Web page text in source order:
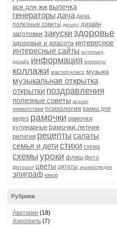
все для жж выпечка
генераторы дача дача,
полезные советы десерт дизайн
заготовки закуски здоровье
здоровье и красота интересное
интересные сайты интерьер,
дизайн информация клипарты
коллажи мастер-класс музыка
музыкальная открытка
открытки поздравления
полезные советы поэзия
приветствие психология рамка для
видео рамочки рамочки
кулинарные рамочки летние
религия рецепты салаты
семья и дети стихи схема
схемы уроки флеш фото
фотошоп цветы цитаты энциклопедии
эпиграф юмор
Рубрики
Аватарки (18)
Аэрогриль (7)